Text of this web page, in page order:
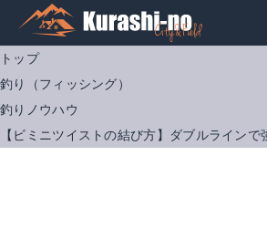
トップ
釣り（フィッシング）
釣りノウハウ
【ビミニツイストの結び方】ダブルライン